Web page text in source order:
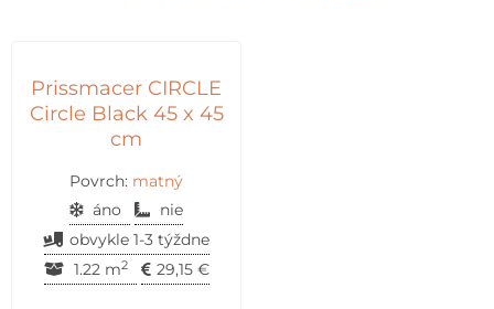
Prissmacer CIRCLE
Circle Black 45 x 45
cm
Povrch: matný
áno
nie
obvykle 1-3 týždne
1.22 m2 29,15 €